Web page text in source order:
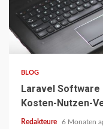
5 min read
BLOG
Laravel Software
Kosten-Nutzen-
Redakteure 6 Monaten